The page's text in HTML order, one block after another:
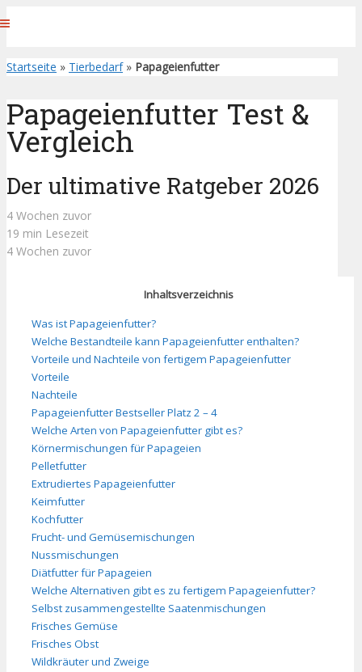
Startseite » Tierbedarf» Papageienfutter
Papageienfutter Test &
Vergleich
Der ultimative Ratgeber 2026
4 Wochen zuvor
19 min Lesezeit
4 Wochen zuvor
Inhaltsverzeichnis
Was ist Papageienfutter?
Welche Bestandteile kann Papageienfutter enthalten?
Vorteile und Nachteile von fertigem Papageienfutter
Vorteile
Nachteile
Papageienfutter Bestseller Platz 2 – 4
Welche Arten von Papageienfutter gibt es?
Körnermischungen für Papageien
Pelletfutter
Extrudiertes Papageienfutter
Keimfutter
Kochfutter
Frucht- und Gemüsemischungen
Nussmischungen
Diätfutter für Papageien
Welche Alternativen gibt es zu fertigem Papageienfutter?
Selbst zusammengestellte Saatenmischungen
Frisches Gemüse
Frisches Obst
Wildkräuter und Zweige